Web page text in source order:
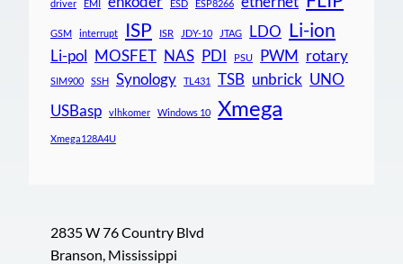
driver EMI ESD ESP8266
GSM interrupt ISP ISR JDY-10 JTAG LDO Li-ion
Li-pol MOSFET NAS PDI PSU PWM rotary
SIM900 SSH Synology TL431 TSB unbrick UNO
USBasp
vlhkomer Windows 10 Xmega
Xmega128A4U
2835 W 76 Country Blvd
Branson, Mississippi